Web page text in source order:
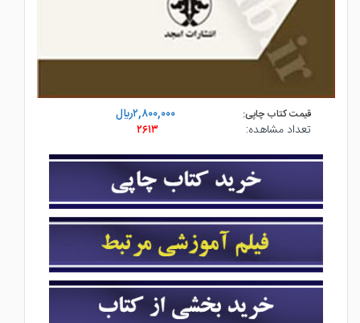
قیمت کتاب چاپی:
۲,۸۰۰,۰۰۰ريال
تعداد مشاهده:
۲۶۱۳